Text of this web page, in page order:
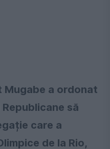
Mugabe a ordonat
să
care a
de la Rio,